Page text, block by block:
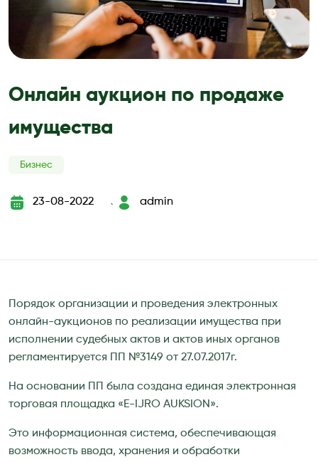
Онлайн аукцион по продаже
имущества
Бизнес
23-08-2022
`
admin
Порядок организации и проведения электронных
онлайн-аукционов по реализации имущества при
исполнении судебных актов и актов иных органов
регламентируется ПП №3149 от 27.07.2017г.
На основании ПП была создана единая электронная
торговая площадка «E-IJRO AUKSION».
Это информационная система, обеспечивающая
возможность ввода, хранения и обработки